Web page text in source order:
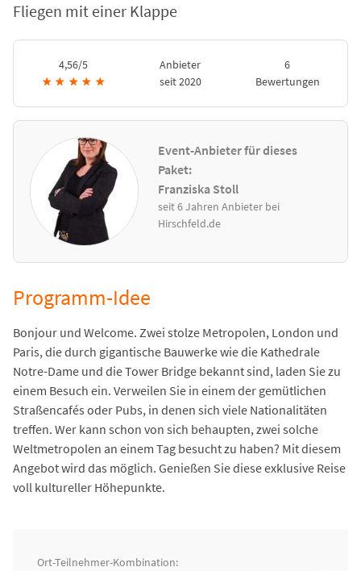
Fliegen mit einer Klappe
4,56/5
★ ★ ★ ★ ★
Anbieter
seit 2020
6
Bewertungen
Event-Anbieter für dieses
Paket:
Franziska Stoll
seit 6 Jahren Anbieter bei
Hirschfeld.de
Programm-Idee
Bonjour und Welcome. Zwei stolze Metropolen, London und
Paris, die durch gigantische Bauwerke wie die Kathedrale
Notre-Dame und die Tower Bridge bekannt sind, laden Sie zu
einem Besuch ein. Verweilen Sie in einem der gemütlichen
Straßencafés oder Pubs, in denen sich viele Nationalitäten
treffen. Wer kann schon von sich behaupten, zwei solche
Weltmetropolen an einem Tag besucht zu haben? Mit diesem
Angebot wird das möglich. Genießen Sie diese exklusive Reise
voll kultureller Höhepunkte.
Ort-Teilnehmer-Kombination: